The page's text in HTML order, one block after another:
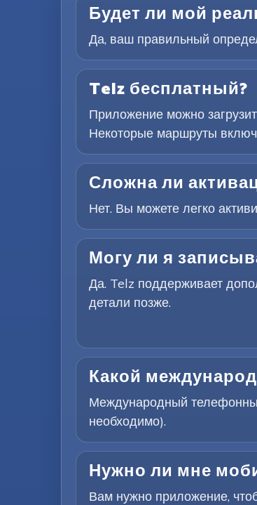
Будет ли мой
Да, ваш правильный
Telz бесплатный?
Приложение можно
Некоторые маршруты
Сложна ли
Нет. Вы можете легко
Могу ли я
Да. Telz поддерживает
детали позже.
Какой
Международный
необходимо).
Нужно ли мне
Вам нужно приложение,